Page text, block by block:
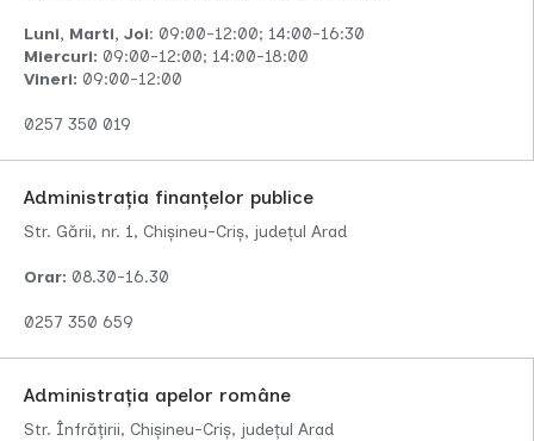
Luni, Marti, Joi: 09:00-12:00; 14:00-16:30
Miercuri: 09:00-12:00; 14:00-18:00
Vineri: 09:00-12:00
0257 350 019
Administrația finanțelor publice
Str. Gării, nr. 1, Chișineu-Criș, județul Arad
Orar: 08.30-16.30
0257 350 659
Administrația apelor române
Str. Înfrățirii, Chișineu-Criș, județul Arad